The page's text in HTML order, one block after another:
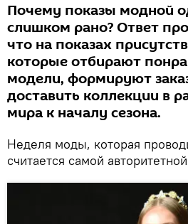
Почему показы модной
слишком рано? Ответ
что на показах
которые отбирают
модели, формируют
доставить коллекции в
мира к началу сезона.
Неделя моды, которая
считается самой